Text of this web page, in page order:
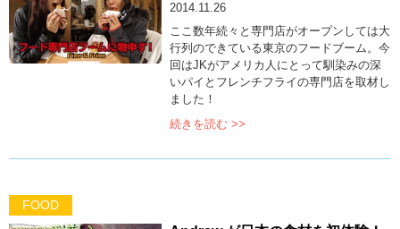
2014.11.26
ここ数年続々と専門店がオープンしては大
行列のできている東京のフードブーム。今
回はJKがアメリカ人にとって馴染みの深
いパイとフレンチフライの専門店を取材し
ました！
続きを読む >>
FOOD